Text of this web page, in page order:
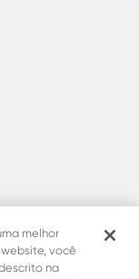
melhor
você
na